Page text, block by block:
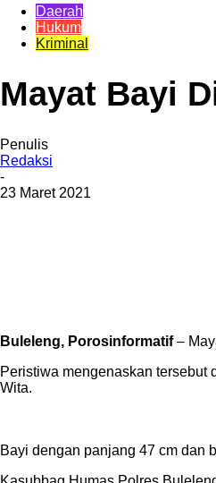
Daerah
Hukum
Kriminal
Mayat Bayi
Penulis
Redaksi
-
23 Maret 2021
Buleleng, Porosinformatif–
Peristiwa mengenaskan tersebut
Wita.
Bayi dengan panjang 47 cm dan